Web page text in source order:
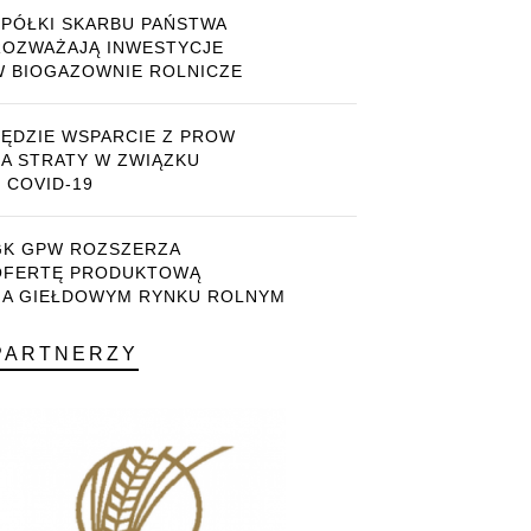
SKARBU PAŃSTWA
INWESTYCJE
BIOGAZOWNIE ROLNICZE
WSPARCIE Z PROW
STRATY W ZWIĄZKU
COVID-19
GPW ROZSZERZA
PRODUKTOWĄ
GIEŁDOWYM RYNKU ROLNYM